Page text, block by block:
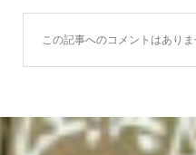
この記事へのコメントはありま